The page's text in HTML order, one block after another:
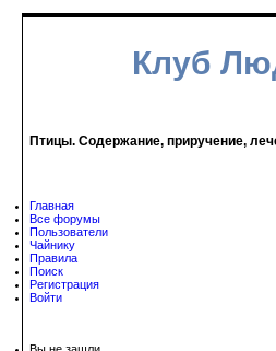
Клуб
Птицы. Содержание, приручение,
Главная
Все форумы
Пользователи
Чайнику
Правила
Поиск
Регистрация
Войти